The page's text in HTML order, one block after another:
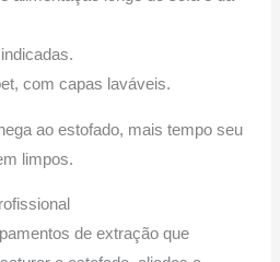
com capas laváveis.
ao estofado, mais tempo seu
limpos.
de extração que